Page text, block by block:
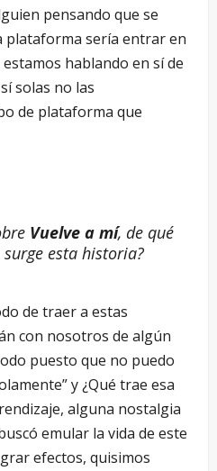
pensando que se
plataforma sería entrar en
hablando en sí de
solas no las
de plataforma que
Vuelve a mí, de qué
esta historia?
de traer a estas
con nosotros de algún
puesto que no puedo
y ¿Qué trae esa
alguna nostalgia
emular la vida de este
efectos, quisimos